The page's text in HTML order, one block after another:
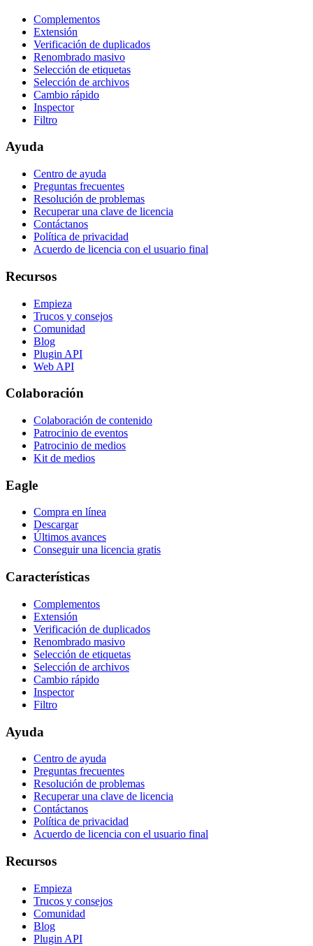
Complementos
Extensión
Verificación de duplicados
Renombrado masivo
Selección de etiquetas
Selección de archivos
Cambio rápido
Inspector
Filtro
Ayuda
Centro de ayuda
Preguntas frecuentes
Resolución de problemas
Recuperar una clave de licencia
Contáctanos
Política de privacidad
Acuerdo de licencia con el usuario final
Recursos
Empieza
Trucos y consejos
Comunidad
Blog
Plugin API
Web API
Colaboración
Colaboración de contenido
Patrocinio de eventos
Patrocinio de medios
Kit de medios
Eagle
Compra en línea
Descargar
Últimos avances
Conseguir una licencia gratis
Características
Complementos
Extensión
Verificación de duplicados
Renombrado masivo
Selección de etiquetas
Selección de archivos
Cambio rápido
Inspector
Filtro
Ayuda
Centro de ayuda
Preguntas frecuentes
Resolución de problemas
Recuperar una clave de licencia
Contáctanos
Política de privacidad
Acuerdo de licencia con el usuario final
Recursos
Empieza
Trucos y consejos
Comunidad
Blog
Plugin API